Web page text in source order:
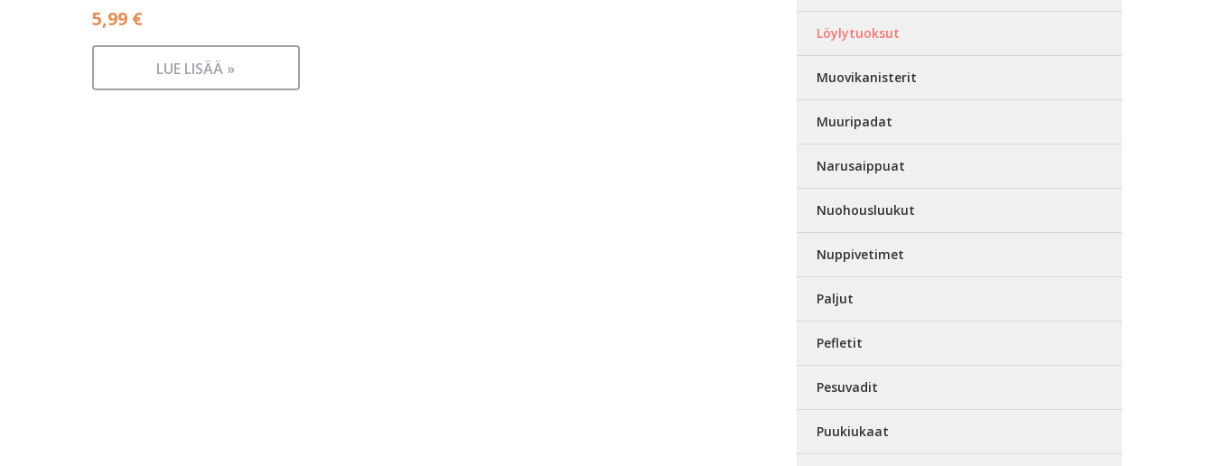
5,99 €
LUE LISÄÄ »
Löylytuoksut
Muovikanisterit
Muuripadat
Narusaippuat
Nuohousluukut
Nuppivetimet
Paljut
Pefletit
Pesuvadit
Puukiukaat